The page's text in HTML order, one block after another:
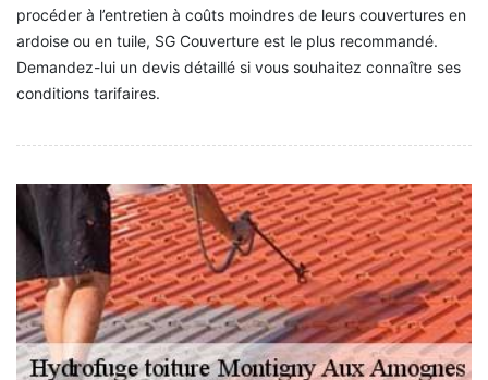
procéder à l’entretien à coûts moindres de leurs couvertures en
ardoise ou en tuile, SG Couverture est le plus recommandé.
Demandez-lui un devis détaillé si vous souhaitez connaître ses
conditions tarifaires.